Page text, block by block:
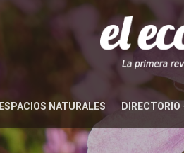
ESPACIOS NATURALES DIRECTORIO